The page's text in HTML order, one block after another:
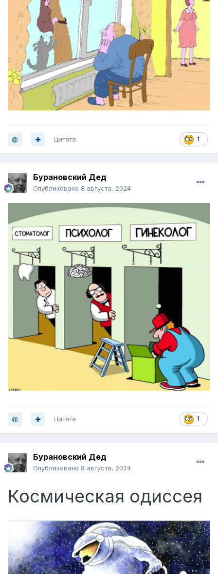
1
Цитата
Бурановский Дед
Опубликовано 8 августа, 2024
1
Цитата
Бурановский Дед
Опубликовано 8 августа, 2024
Космическая одиссея